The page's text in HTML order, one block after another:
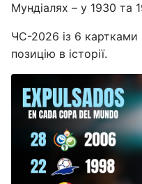
Мундіалях – у 1930 та
ЧС-2026 із 6 картками
позицію в історії.